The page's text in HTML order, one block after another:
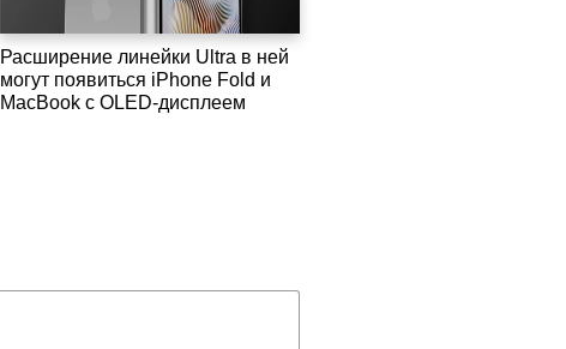
Расширение линейки Ultra в ней
могут появиться iPhone Fold и
MacBook с OLED-дисплеем